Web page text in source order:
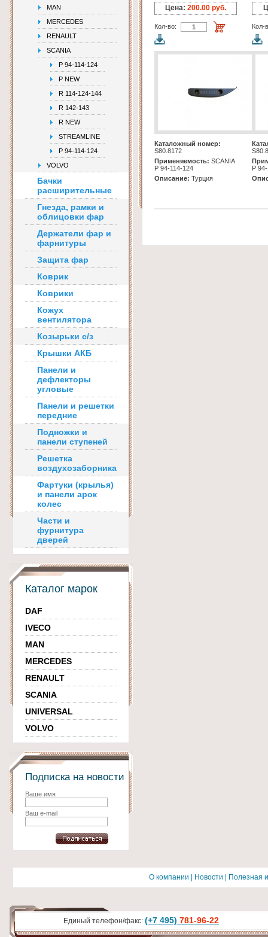
MAN
MERCEDES
RENAULT
SCANIA
P 94-114-124
P NEW
R 114-124-144
R 142-143
R NEW
STREAMLINE
Р 94-114-124
VOLVO
Бачки
расширительные
Гнезда, рамки и
облицовки фар
Держатели фар и
фарнитуры
Защита фар
Коврик
Коврики
Кожух
вентилятора
Козырьки с/з
Крышки АКБ
Панели и
дефлекторы
угловые
Панели и решетки
передние
Подножки и
панели ступеней
Решетка
воздухозаборника
Фартуки (крылья)
и панели арок
колес
Части и
фурнитура
дверей
Каталог марок
DAF
IVECO
MAN
MERCEDES
RENAULT
SCANIA
UNIVERSAL
VOLVO
Подписка на новости
Ваше имя
Ваш e-mail
Цена: 200.00 руб.
Кол-во:
Каталожный номер:
S80.8172
Применяемость: SCANIA
Р 94-114-124
Описание: Турция
Кол-
Р
О компании Новости Полезная
Единый телефон/факс: (+7 495) 781-96-22